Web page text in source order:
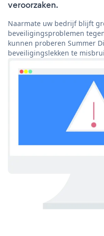
veroorzaken.
Naarmate uw bedrijf blijft
beveiligingsproblemen
kunnen proberen Summer
beveiligingslekken te